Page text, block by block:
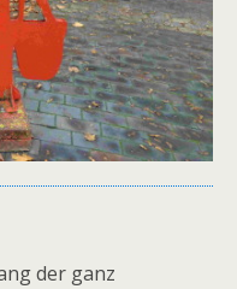
der ganz